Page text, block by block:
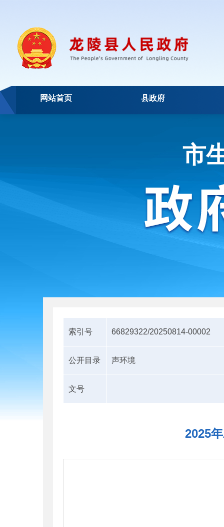
网站首页 县政府
市
索引号 66829322/20250814-00002
公开目录 声环境
文号
2025